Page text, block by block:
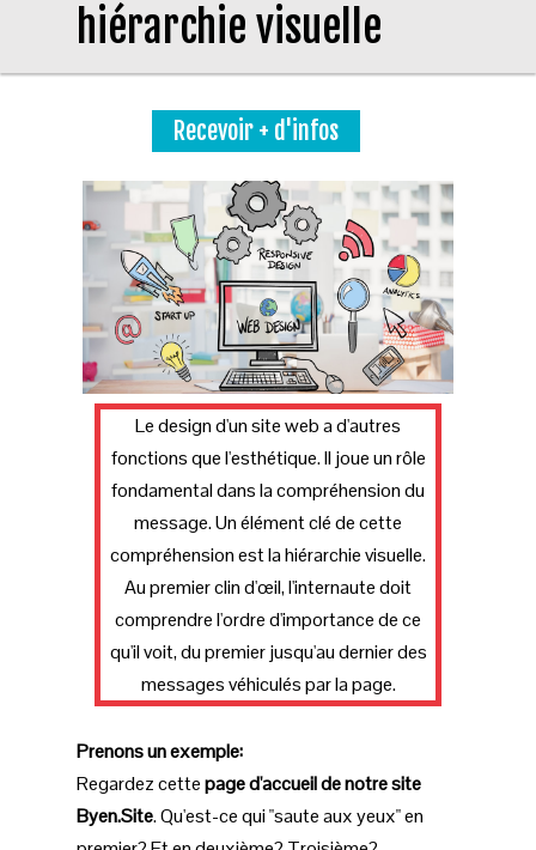
hiérarchie visuelle
Recevoir + d'infos
Le design d'un site web a d'autres
fonctions que l'esthétique. Il joue un rôle
fondamental dans la compréhension du
message. Un élément clé de cette
compréhension est la hiérarchie visuelle.
Au premier clin d'œil, l'internaute doit
comprendre l'ordre d'importance de ce
qu'il voit, du premier jusqu'au dernier des
messages véhiculés par la page.
Prenons un exemple:
Regardez cettepage d'accueil de notre site
Byen.Site. Qu'est-ce qui "saute aux yeux" en